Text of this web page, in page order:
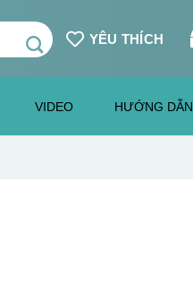
YÊU THÍCH
VIDEO HƯỚNG DẪN